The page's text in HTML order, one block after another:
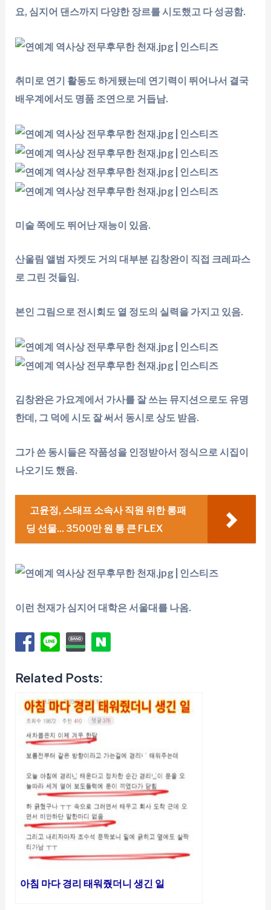
요, 심지어 댄스까지 다양한 장르를 시도했고 다 성공함.
취미로 연기 활동도 하게됐는데 연기력이 뛰어나서 결국
배우계에서도 명품 조연으로 거듭남.
미술 쪽에도 뛰어난 재능이 있음.
산울림 앨범 자켓도 거의 대부분 김창완이 직접 크레파스
로 그린 것들임.
본인 그림으로 전시회도 열 정도의 실력을 가지고 있음.
김창완은 가요계에서 가사를 잘 쓰는 뮤지션으로도 유명
한데, 그 덕에 시도 잘 써서 동시로 상도 받음.
그가 쓴 동시들은 작품성을 인정받아서 정식으로 시집이
나오기도 했음.
고윤정, 스태프 소속사 직원 위한 롱패
딩 선물... 3500만 원 통 큰 FLEX
이런 천재가 심지어 대학은 서울대를 나옴.
Related Posts:
아침 마다 경리 태워줬더니 생긴 일